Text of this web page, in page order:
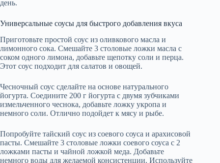
день.
Универсальные соусы для быстрого добавления вкуса
Приготовьте простой соус из оливкового масла и
лимонного сока. Смешайте 3 столовые ложки масла с
соком одного лимона, добавьте щепотку соли и перца.
Этот соус подходит для салатов и овощей.
Чесночный соус сделайте на основе натурального
йогурта. Соедините 200 г йогурта с двумя зубчиками
измельченного чеснока, добавьте ложку укропа и
немного соли. Отлично подойдет к мясу и рыбе.
Попробуйте тайский соус из соевого соуса и арахисовой
пасты. Смешайте 3 столовые ложки соевого соуса с 2
ложками пасты и чайной ложкой меда. Добавьте
немного воды для желаемой консистенции. Используйте